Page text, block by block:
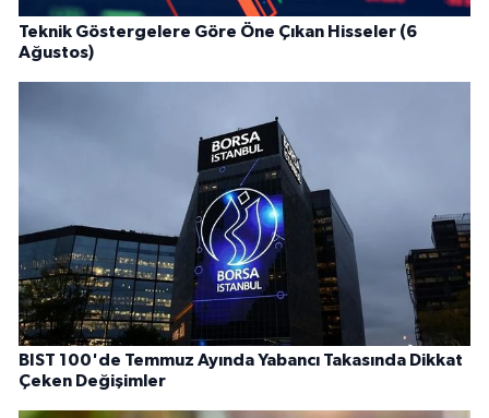
Teknik Göstergelere Göre Öne Çıkan Hisseler (6
Ağustos)
BIST 100'de Temmuz Ayında Yabancı Takasında Dikkat
Çeken Değişimler